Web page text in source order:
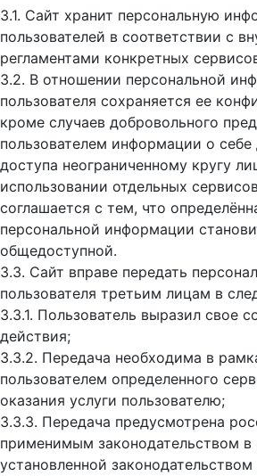
3.1. Сайт хранит персональную
пользователей в соответствии с
регламентами конкретных
3.2. В отношении персональной
пользователя сохраняется ее
кроме случаев добровольного
пользователем информации о себе
доступа неограниченному кругу
использовании отдельных
соглашается с тем, что
персональной информации
общедоступной.
3.3. Сайт вправе передать
пользователя третьим лицам в
3.3.1. Пользователь выразил свое
действия;
3.3.2. Передача необходима в
пользователем определенного
оказания услуги пользователю;
3.3.3. Передача предусмотрена
применимым законодательством в
установленной